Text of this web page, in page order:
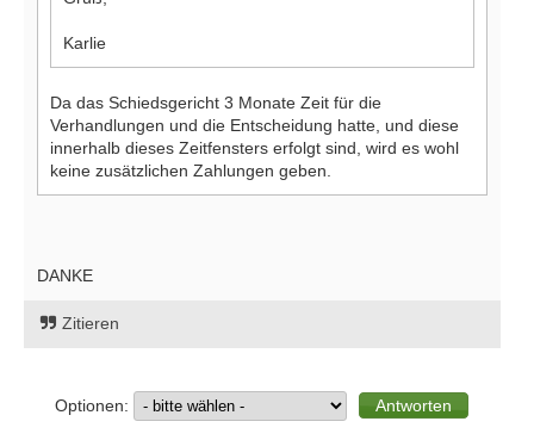
Karlie
Da das Schiedsgericht 3 Monate Zeit für die
Verhandlungen und die Entscheidung hatte, und diese
innerhalb dieses Zeitfensters erfolgt sind, wird es wohl
keine zusätzlichen Zahlungen geben.
DANKE
Zitieren
Optionen: